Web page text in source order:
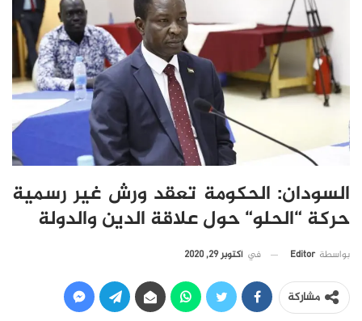
السودان: الحكومة تعقد ورش غير رسمية
حركة “الحلو“ حول علاقة الدين والدولة
بواسطة Editor في أكتوبر 29, 2020
مشاركة